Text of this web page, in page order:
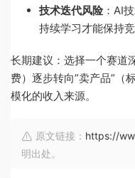
技术迭代风险：AI
持续学习才能保持
长期建议：选择一个赛道
费）逐步转向”卖产品”（
模化的收入来源。
原文链接： https://
明出处。